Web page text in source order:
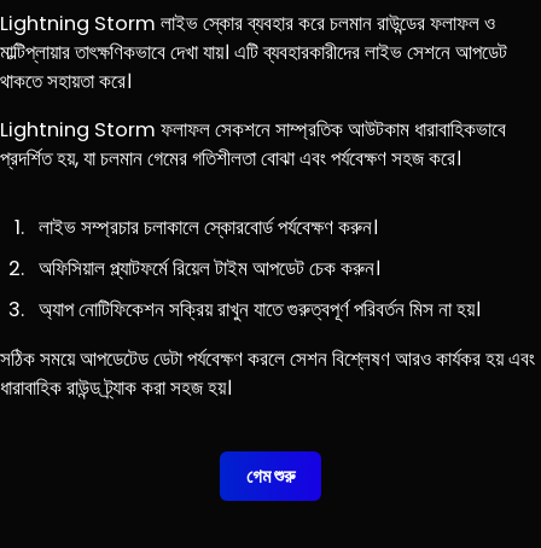
Lightning Storm লাইভ স্কোর ব্যবহার করে চলমান রাউন্ডের ফলাফল ও
মাল্টিপ্লায়ার তাৎক্ষণিকভাবে দেখা যায়। এটি ব্যবহারকারীদের লাইভ সেশনে আপডেট
থাকতে সহায়তা করে।
Lightning Storm ফলাফল সেকশনে সাম্প্রতিক আউটকাম ধারাবাহিকভাবে
প্রদর্শিত হয়, যা চলমান গেমের গতিশীলতা বোঝা এবং পর্যবেক্ষণ সহজ করে।
লাইভ সম্প্রচার চলাকালে স্কোরবোর্ড পর্যবেক্ষণ করুন।
অফিসিয়াল প্ল্যাটফর্মে রিয়েল টাইম আপডেট চেক করুন।
অ্যাপ নোটিফিকেশন সক্রিয় রাখুন যাতে গুরুত্বপূর্ণ পরিবর্তন মিস না হয়।
সঠিক সময়ে আপডেটেড ডেটা পর্যবেক্ষণ করলে সেশন বিশ্লেষণ আরও কার্যকর হয় এবং
ধারাবাহিক রাউন্ড ট্র্যাক করা সহজ হয়।
গেম শুরু